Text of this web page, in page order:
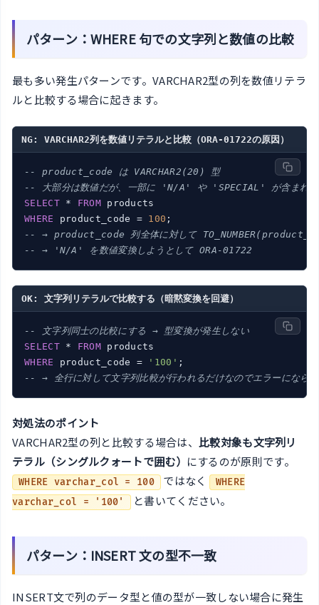
パターン：WHERE 句での文字列と数値の比較
最も多い発生パターンです。VARCHAR2型の列を数値リテラ
ルと比較する場合に起きます。
NG: VARCHAR2列を数値リテラルと比較（ORA-01722の原因）
-- product_code は VARCHAR2(20) 型
-- 大部分は数値だが、一部に 'N/A' や 'SPECIAL' が含まれて
SELECT * FROM
WHERE product_code = 100
-- → product_code 列全体に対して
-- → 'N/A' を数値変換しようとして ORA-01722
OK: 文字列リテラルで比較する（暗黙変換を回避）
-- 文字列同士の比較にする → 型変換が発生しない
SELECT * FROM
WHERE product_code = '100'
-- → 全行に対して文字列比較が行われるだけなのでエラーになら
対処法のポイント
VARCHAR2型の列と比較する場合は、 比較対象も文字列リ
テラル（シングルクォートで囲む） にするのが原則です。
WHERE varchar_col = 100 ではなく
WHERE
varchar_col = '100'
と書いてください。
パターン：INSERT 文の型不一致
INSERT文で列のデータ型と値の型が一致しない場合に発生